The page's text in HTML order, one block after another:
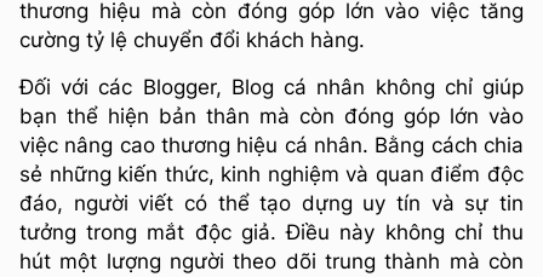
thương hiệu mà còn đóng góp lớn vào việc tăng
cường tỷ lệ chuyển đổi khách hàng.
Đối với các Blogger, Blog cá nhân không chỉ giúp
bạn thể hiện bản thân mà còn đóng góp lớn vào
việc nâng cao thương hiệu cá nhân. Bằng cách chia
sẻ những kiến thức, kinh nghiệm và quan điểm độc
đáo, người viết có thể tạo dựng uy tín và sự tin
tưởng trong mắt độc giả. Điều này không chỉ thu
hút một lượng người theo dõi trung thành mà còn